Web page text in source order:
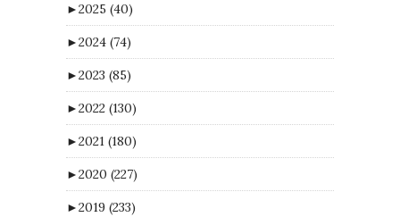
►2025 (40)
►2024 (74)
►2023 (85)
►2022 (130)
►2021 (180)
►2020 (227)
►2019 (233)